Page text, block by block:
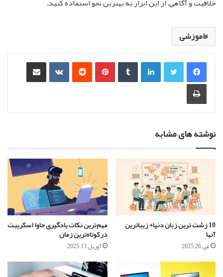
خلاقیت و آگاهی، از این ابزار به بهترین نحو استفاده کنید.
اموزشی
لینکدین‫تامبلر ‫پین‌ترست‫رددیت ‫VKontakteاشتراک گذاری از طریق ایمیل
چاپ
نوشته های مشابه
10 زشت ترین زبان دنیا+ زیباترین
آنها
می 26, 2025
مهم‌ترین نکات یادگیری جاوا اسکریبت
در کوتاه‌ترین زمان
آوریل 13, 2025